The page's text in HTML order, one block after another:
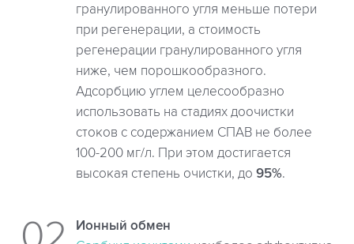
гранулированного угля меньше потери
при регенерации, а стоимость
регенерации гранулированного угля
ниже, чем порошкообразного.
Адсорбцию углем целесообразно
использовать на стадиях доочистки
стоков с содержанием СПАВ не более
100-200 мг/л. При этом достигается
высокая степень очистки, до 95%.
Ионный обмен